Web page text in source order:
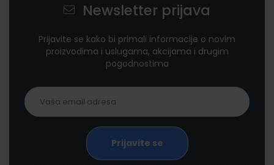
Newsletter prijava
Prijavite se kako bi primali informacije o novim
proizvodima i uslugama, akcijama i drugim
pogodnostima